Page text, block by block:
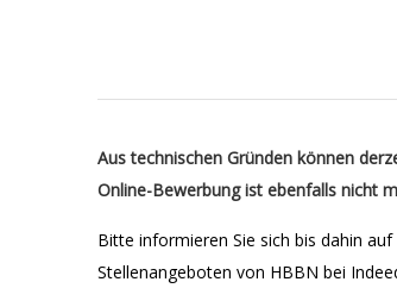
Aus technischen Gründen können
Online-Bewerbung ist ebenfalls nicht
Bitte informieren Sie sich bis dahin
Stellenangeboten von HBBN bei